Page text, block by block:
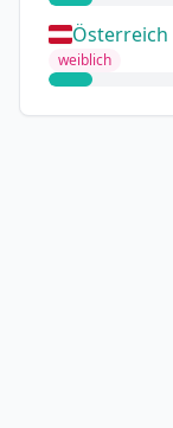
Österreich
weiblich